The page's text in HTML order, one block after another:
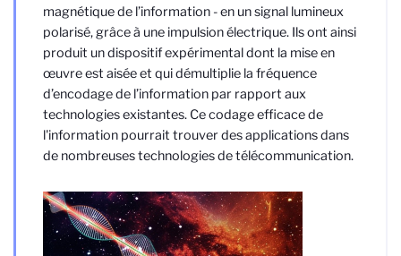
magnétique de l’information - en un signal lumineux
polarisé, grâce à une impulsion électrique. Ils ont ainsi
produit un dispositif expérimental dont la mise en
œuvre est aisée et qui démultiplie la fréquence
d’encodage de l’information par rapport aux
technologies existantes. Ce codage efficace de
l'information pourrait trouver des applications dans
de nombreuses technologies de télécommunication.